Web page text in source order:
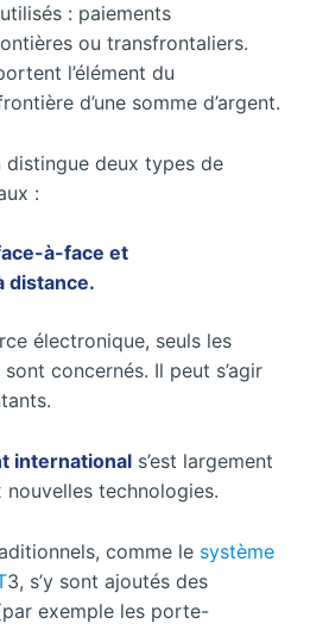
: paiements
ou transfrontaliers.
l’élément du
d’une somme d’argent.
distingue deux types de
:
à-face et
distance.
électronique, seuls les
sont concernés. Il peut s’agir
international s’est largement
technologies.
comme le système
3, s’y sont ajoutés des
exemple les porte-